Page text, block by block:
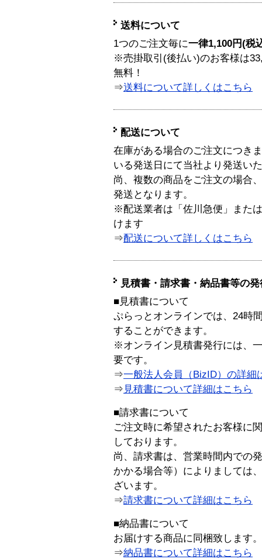
送料について
1つのご注文毎に一律1,100円(税
※売掛取引(後払い)のお客様は
無料！
⇒送料について詳しくはこちら
配送について
在庫がある場合のご注文につき
いる発送日にて当社より発送い
尚、複数の商品をご注文の場合
発送となります。
※配送業者は「佐川急便」また
けます
⇒配送について詳しくはこちら
見積書・請求書・納品書等の
■見積書について
ぷらっとオンラインでは、24時
することができます。
※オンライン見積書発行には、
要です。
⇒一般法人会員（BizID）の詳細
⇒ 見積書について詳細はこちら
■請求書について
ご注文時に希望されたお客様に
しております。
尚、請求書は、営業時間内での
かかる場合等）によりましては
ざいます。
⇒請求書について詳細はこちら
■納品書について
お届けする商品に同梱致します。
⇒納品書について詳細はこちら